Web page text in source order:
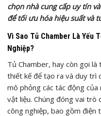
chọn nhà cung cấp uy tín
để tối ưu hóa hiệu suất và
Vì Sao Tủ Chamber Là Yếu
Nghiệp?
Tủ Chamber, hay còn gọi
thiết kế để tạo ra và duy trì
mô phỏng các tác động
vật liệu. Chúng đóng vai trò
công nghiệp, bao gồm